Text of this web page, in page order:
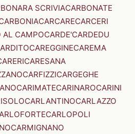
SCRIVIACARBONATE
CARCARECARCERI
AL CAMPOCARDE'CARDEDU
CAREGGINECAREMA
CARESANA
CARFIZZICARGEGHE
CARIMATECARINAROCARINI
CARLANTINOCARLAZZO
CARLOPOLI
CARMIGNANO